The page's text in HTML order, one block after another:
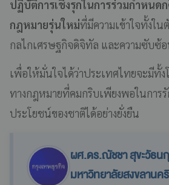
ปฏิบัติการเชิงรุกในการร่วมกำหนด
กฎหมายรุ่นใหม่ที่มีความเข้าใจทั้งใ
กลไกเศรษฐกิจดิจิทัล และความซับซ้อ
เพื่อให้มั่นใจได้ว่าประเทศไทยจะมีทั้
ทางกฎหมายที่คมกริบเพียงพอในการ
ประโยชน์ของชาติได้อย่างยั่งยืน
ผศ.ดร.ณัชชา สุขะวัธ
มหาวิทยาลัยสงขลานค